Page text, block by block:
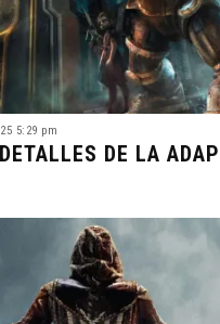
5:29 pm
DE LA